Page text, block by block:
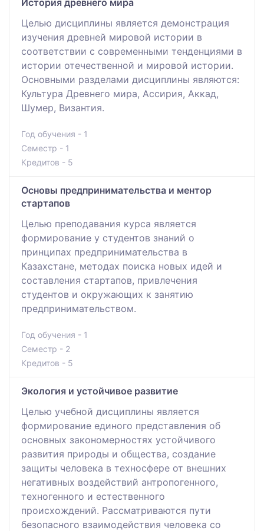
Целью дисциплины является демонстрация
изучения древней мировой истории в
соответствии с современными тенденциями в
истории отечественной и мировой истории.
Основными разделами дисциплины являются:
Культура Древнего мира, Ассирия, Аккад,
Шумер, Византия.
Год обучения - 1
Семестр - 1
Кредитов - 5
Основы предпринимательства и ментор
стартапов
Целью преподавания курса является
формирование у студентов знаний о
принципах предпринимательства в
Казахстане, методах поиска новых идей и
составления стартапов, привлечения
студентов и окружающих к занятию
предпринимательством.
Год обучения - 1
Семестр - 2
Кредитов - 5
Экология и устойчивое развитие
Целью учебной дисциплины является
формирование единого представления об
основных закономерностях устойчивого
развития природы и общества, создание
защиты человека в техносфере от внешних
негативных воздействий антропогенного,
техногенного и естественного
происхождений. Рассматриваются пути
безопасного взаимодействия человека со